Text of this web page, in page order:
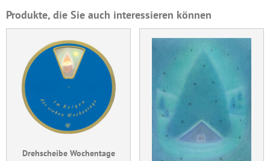
Produkte, die Sie auch interessieren können
Drehscheibe Wochentage